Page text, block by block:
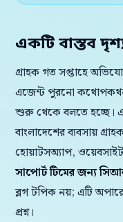
একটি বাস্তব
গ্রাহক গত সপ্তাহে
এজেন্ট পুরনো
শুরু থেকে বলতে হচ্ছে।
বাংলাদেশের ব্যবসায়
হোয়াটসঅ্যাপ,
সাপোর্ট টিমের জন্য
ব্লগ টপিক নয়; এটি
প্রশ্ন।